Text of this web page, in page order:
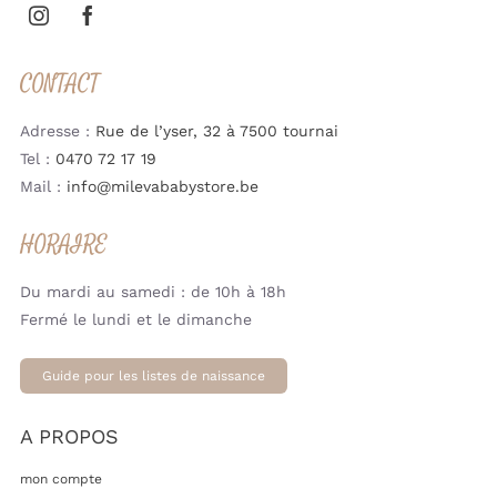
CONTACT
Adresse : Rue de l’yser, 32 à 7500 tournai
Tel : 0470 72 17 19
Mail : info@milevababystore.be
HORAIRE
Du mardi au samedi : de 10h à 18h
Fermé le lundi et le dimanche
Guide pour les listes de naissance
A PROPOS
mon compte